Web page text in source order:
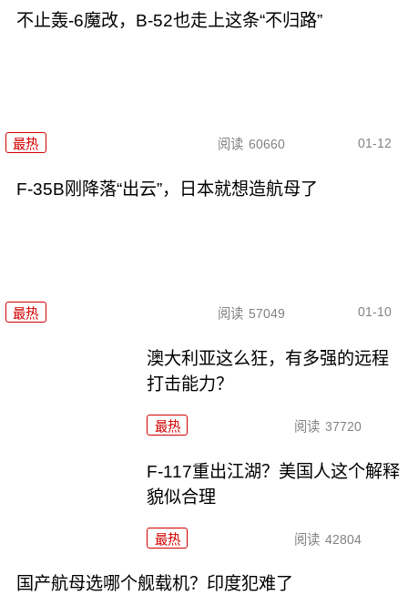
不止轰-6魔改，B-52也走上这条“不归路”
最热 阅读 60660 01-12
F-35B刚降落“出云”，日本就想造航母了
最热 阅读 57049 01-10
澳大利亚这么狂，有多强的远程
打击能力？
最热 阅读 37720
F-117重出江湖？美国人这个解释
貌似合理
最热 阅读 42804
国产航母选哪个舰载机？印度犯难了